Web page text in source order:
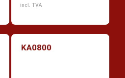
incl. TVA
KA0800